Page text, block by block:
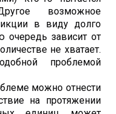
возможное
в виду долго
очередь зависит от
не хватает.
проблемой
можно отнести
на протяжении